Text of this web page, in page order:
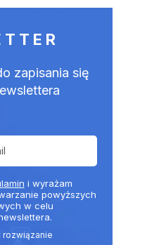
zapisania się
i wyrażam
powyższych
w celu